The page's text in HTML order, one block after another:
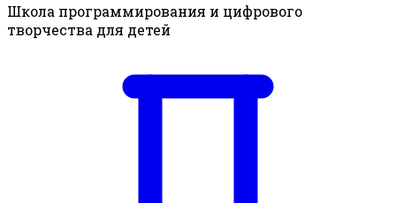
Школа программирования и цифрового
творчества для детей